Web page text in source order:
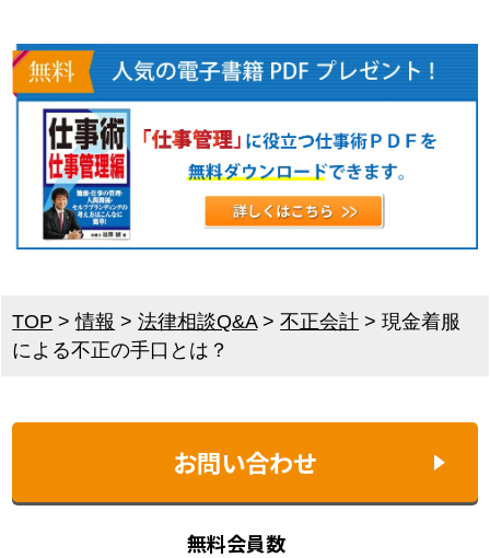
TOP >情報 >法律相談Q&A>不正会計 >現金着服
による不正の手口とは？
お問い合わせ
無料会員数